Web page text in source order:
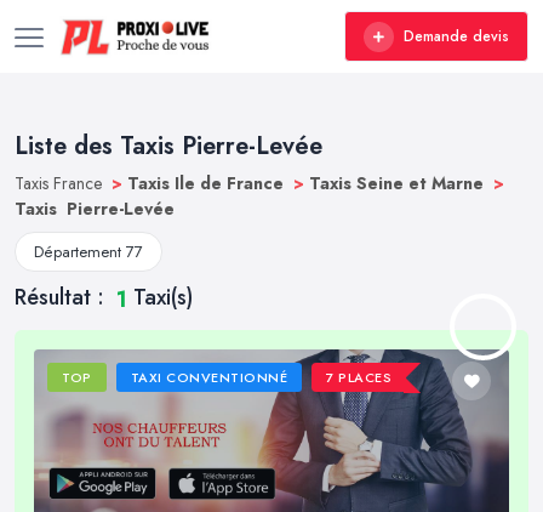
Demande devis
Liste des Taxis Pierre-Levée
Taxis France > Taxis Ile de France > Taxis Seine et Marne >
Taxis Pierre-Levée
Département 77
Résultat : 1 Taxi(s)
TOP TAXI CONVENTIONNÉ 7 PLACES